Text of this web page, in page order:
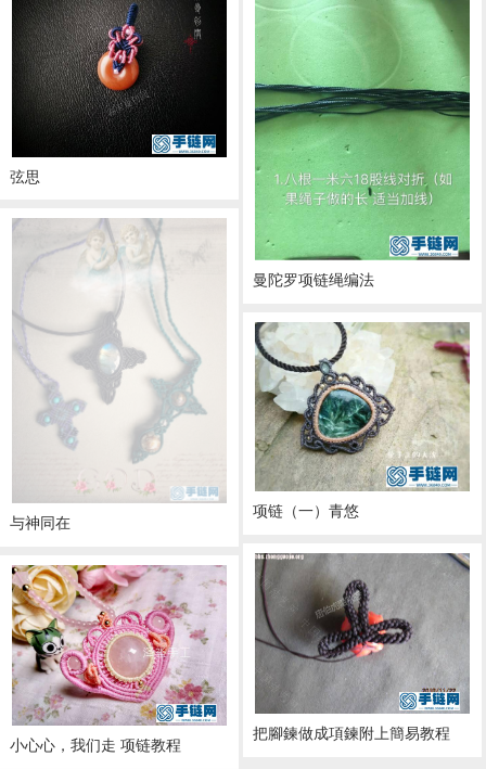
弦思
曼陀罗项链绳编法
与神同在
项链（一）青悠
把腳鍊做成項鍊附上簡易教程
小心心，我们走 项链教程